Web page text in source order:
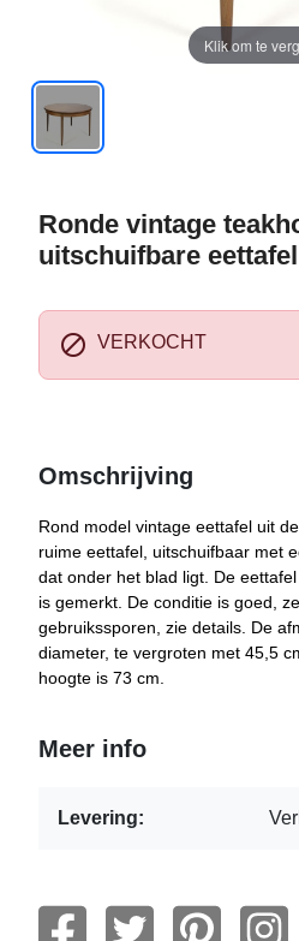
Klik om te
Ronde vintage
uitschuifbare eettafel
 VERKOCHT
Omschrijving
Rond model vintage eettafel uit
ruime eettafel, uitschuifbaar met
dat onder het blad ligt. De
is gemerkt. De conditie is goed,
gebruikssporen, zie details. De
diameter, te vergroten met 45,5
hoogte is 73 cm.
Meer info
Levering: